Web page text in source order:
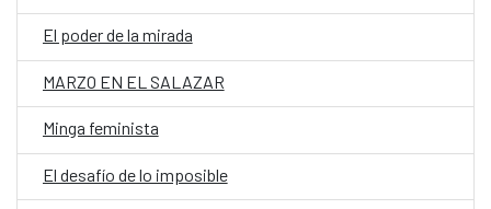
El poder de la mirada
MARZO EN EL SALAZAR
Minga feminista
El desafío de lo imposible